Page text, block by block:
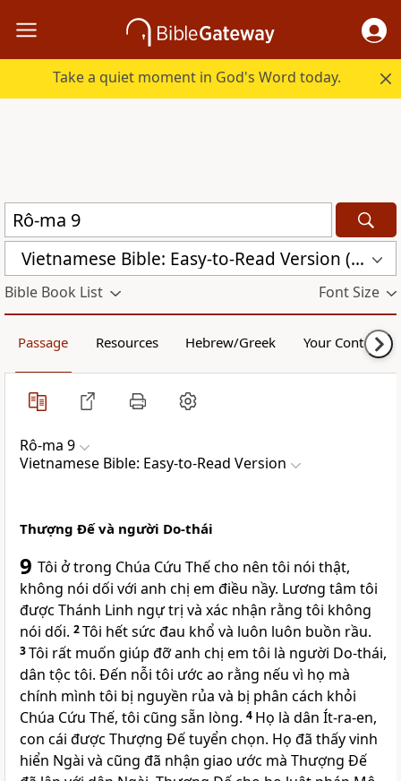
Take a quiet moment in God's Word today.
Vietnamese Bible: Easy-to-Read Version (BPT)
Bible Book List Font Size
Passage Resources Hebrew/Greek Your Content
Rô-ma 9
Vietnamese Bible: Easy-to-Read Version
Thượng Đế và người Do-thái
9 Tôi ở trong Chúa Cứu Thế cho nên tôi nói thật,
không nói dối với anh chị em điều nầy. Lương tâm tôi
được Thánh Linh ngự trị và xác nhận rằng tôi không
nói dối. 2Tôi hết sức đau khổ và luôn luôn buồn rầu.
3Tôi rất muốn giúp đỡ anh chị em tôi là người Do-thái,
dân tộc tôi. Đến nỗi tôi ước ao rằng nếu vì họ mà
chính mình tôi bị nguyền rủa và bị phân cách khỏi
Chúa Cứu Thế, tôi cũng sẵn lòng. 4 Họ là dân Ít-ra-en,
con cái được Thượng Đế tuyển chọn. Họ đã thấy vinh
hiển Ngài và cũng đã nhận giao ước mà Thượng Đế